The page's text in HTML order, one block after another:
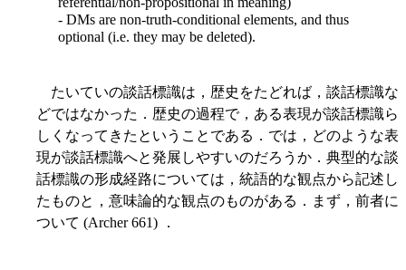
- DMs are non-truth-conditional elements, and thus
optional (i.e. they may be deleted).
たいていの談話標識は，歴史をたどれば，談話標識な
どではなかった．歴史の過程で，ある表現が談話標識ら
しくなってきたということである．では，どのような表
現が談話標識へと発展しやすいのだろうか．典型的な談
話標識の形成経路については，統語的な観点から記述し
たものと，意味論的な観点のものがある．まず，前者に
ついて (Archer 661) ．